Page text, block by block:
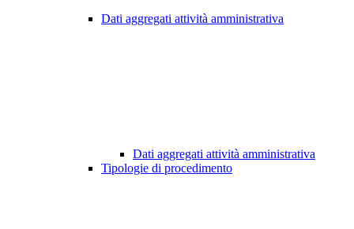
Dati aggregati attività amministrativa
Dati aggregati attività amministrativa
Tipologie di procedimento